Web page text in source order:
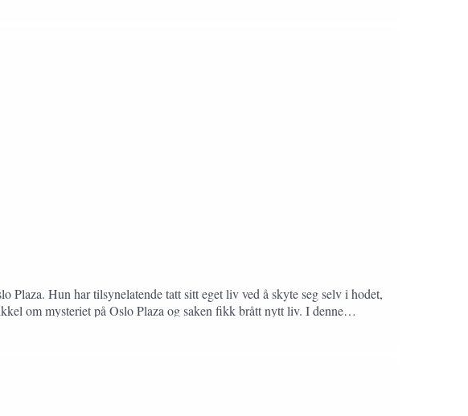
Hun har tilsynelatende tatt sitt eget liv ved å skyte seg selv i hodet,
om mysteriet på Oslo Plaza og saken fikk brått nytt liv. I denne
fra A til Å.